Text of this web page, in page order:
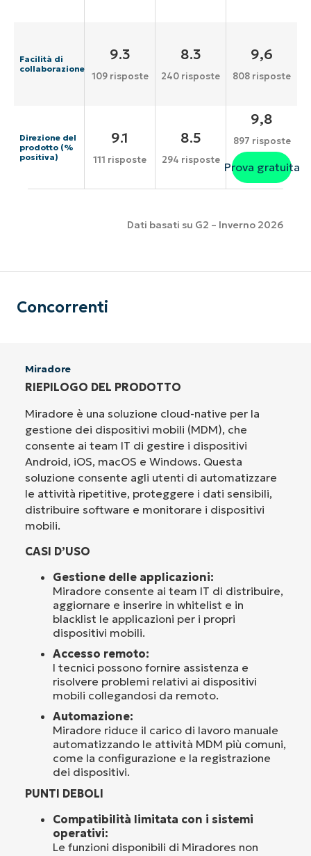
Facilità di
collaborazione
9.3
109 risposte
8.3
240 risposte
9,6
808 risposte
Direzione del
prodotto (%
positiva)
9.1
111 risposte
8.5
294 risposte
9,8
897 risposte
Prova gratuita
Dati basati su G2 – Inverno 2026
Concorrenti
Miradore
RIEPILOGO DEL PRODOTTO
Miradore è una soluzione cloud-native per la
gestione dei dispositivi mobili (MDM), che
consente ai team IT di gestire i dispositivi
Android, iOS, macOS e Windows. Questa
soluzione consente agli utenti di automatizzare
le attività ripetitive, proteggere i dati sensibili,
distribuire software e monitorare i dispositivi
mobili.
CASI D’USO
Gestione delle applicazioni:
Miradore consente ai team IT di distribuire,
aggiornare e inserire in whitelist e in
blacklist le applicazioni per i propri
dispositivi mobili.
Accesso remoto:
I tecnici possono fornire assistenza e
risolvere problemi relativi ai dispositivi
mobili collegandosi da remoto.
Automazione:
Miradore riduce il carico di lavoro manuale
automatizzando le attività MDM più comuni,
come la configurazione e la registrazione
dei dispositivi.
PUNTI DEBOLI
Compatibilità limitata con i sistemi
operativi:
Le funzioni disponibili di Miradores non